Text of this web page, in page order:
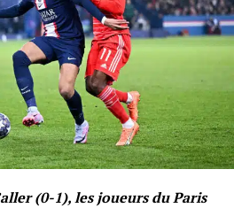
(0-1), les joueurs du Paris